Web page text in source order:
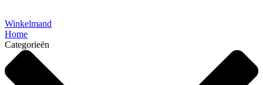
Winkelmand
Home
Categorieën